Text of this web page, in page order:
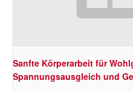
Sanfte Körperarbeit für
Spannungsausgleich und